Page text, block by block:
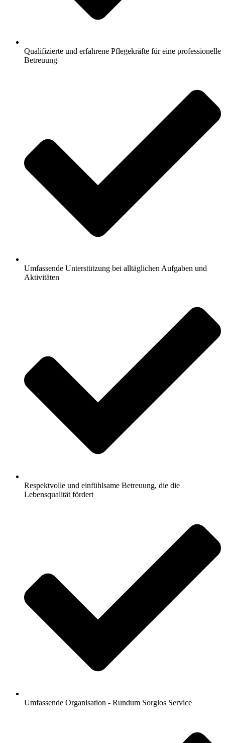
Qualifizierte und erfahrene Pflegekräfte für eine professionelle
Betreuung
Umfassende Unterstützung bei alltäglichen Aufgaben und
Aktivitäten
Respektvolle und einfühlsame Betreuung, die die
Lebensqualität fördert
Umfassende Organisation - Rundum Sorglos Service